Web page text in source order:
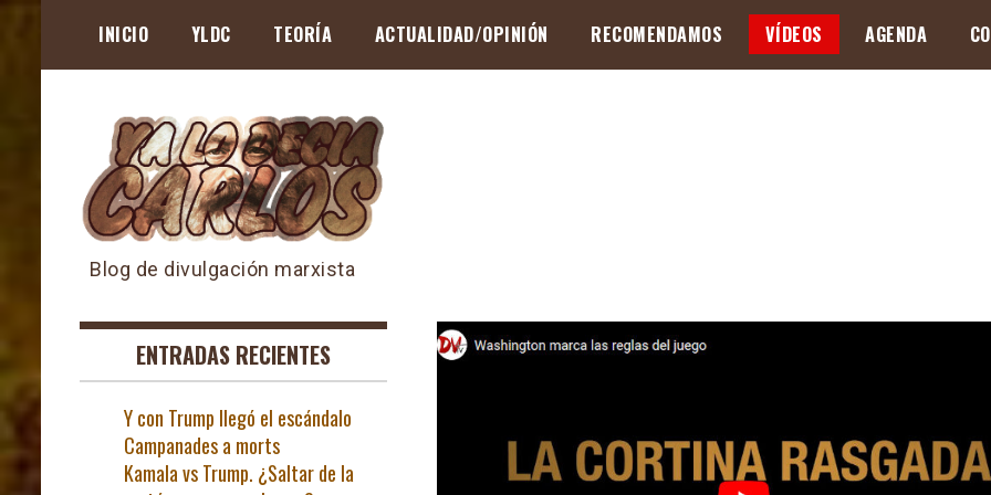
content
INICIO YLDC TEORÍA ACTUALIDAD/OPINIÓN RECOMENDAMOS VÍDEOS AGENDA
Blog de divulgación marxista
ENTRADAS RECIENTES
Y con Trump llegó el escándalo
Campanades a morts
Kamala vs Trump. ¿Saltar de la